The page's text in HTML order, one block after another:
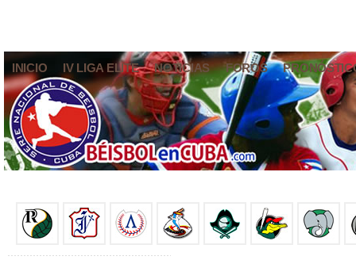
INICIO IV LIGA ELITE NOTICIAS FOROS